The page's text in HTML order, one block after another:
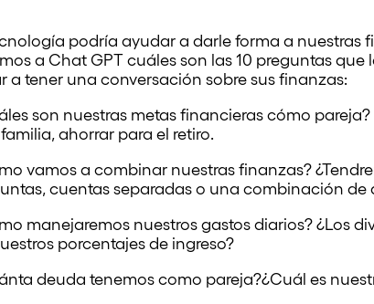
podría ayudar a darle forma a nuestras
a Chat GPT cuáles son las 10 preguntas que
a tener una conversación sobre sus finanzas:
son nuestras metas financieras cómo
ahorrar para el retiro.
vamos a combinar nuestras finanzas?
cuentas separadas o una combinación de
manejaremos nuestros gastos diarios? ¿Los
porcentajes de ingreso?
deuda tenemos como pareja?¿Cuál es